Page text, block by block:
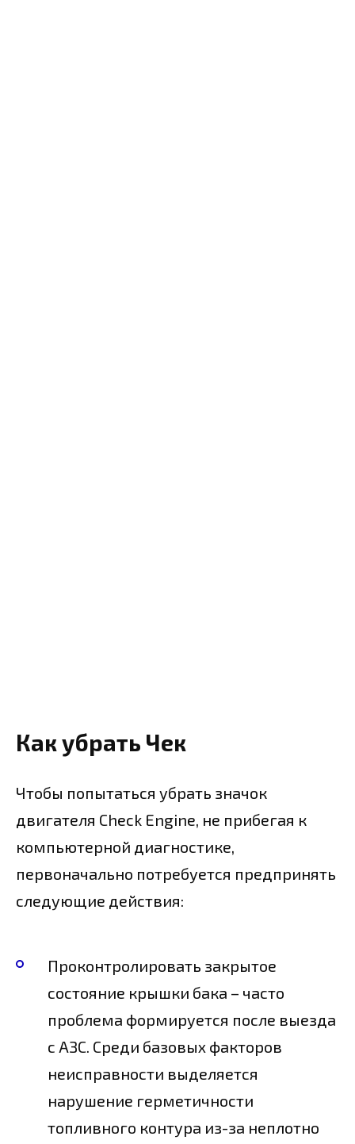
Как убрать Чек
Чтобы попытаться убрать значок
двигателя Check Engine, не прибегая к
компьютерной диагностике,
первоначально потребуется предпринять
следующие действия:
Проконтролировать закрытое
состояние крышки бака – часто
проблема формируется после выезда
с АЗС. Среди базовых факторов
неисправности выделяется
нарушение герметичности
топливного контура из-за неплотно